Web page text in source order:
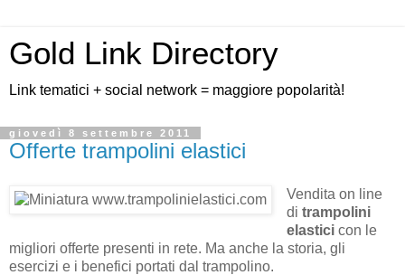
Gold Link Directory
Link tematici + social network = maggiore popolarità!
giovedì 8 settembre 2011
Offerte trampolini elastici
Vendita on line
di trampolini
elasticicon le
migliori offerte presenti in rete. Ma anche la storia, gli
esercizi e i benefici portati dal trampolino.